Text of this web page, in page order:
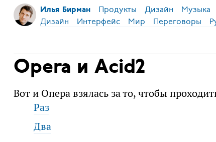
Илья Бирман Продукты Дизайн Музыка
Дизайн Интерфейс Мир Переговоры
Opera и Acid2
Вот и Опера взялась за то, чтобы
Раз
Два